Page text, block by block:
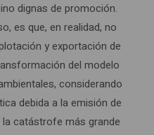
dignas de promoción.
es que, en realidad, no
y exportación de
del modelo
considerando
debida a la emisión de
catástrofe más grande